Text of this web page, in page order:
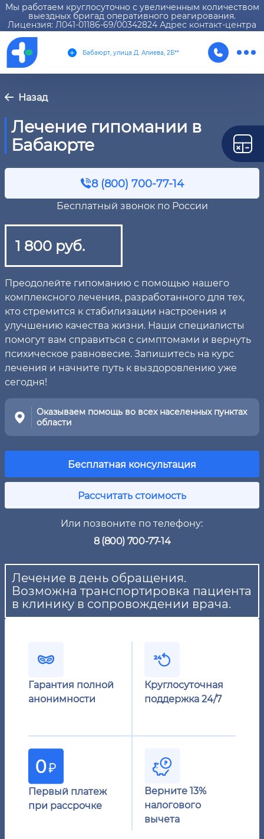
Мы работаем круглосуточно с увеличенным количеством
выездных бригад оперативного реагирования.
Лицензия: Л041-01186-69/00342824 Адрес контакт-центра
Бабаюрт, улица Д. Алиева, 2Б**
Назад
Лечение гипомании в
Бабаюрте
8 (800) 700-77-14
Бесплатный звонок по России
1 800 руб.
Преодолейте гипоманию с помощью нашего
комплексного лечения, разработанного для тех,
кто стремится к стабилизации настроения и
улучшению качества жизни. Наши специалисты
помогут вам справиться с симптомами и вернуть
психическое равновесие. Запишитесь на курс
лечения и начните путь к выздоровлению уже
сегодня!
Оказываем помощь во всех населенных пунктах
области
Бесплатная консультация
Рассчитать стоимость
Или позвоните по телефону:
8 (800) 700-77-14
Лечение в день обращения.
Возможна транспортировка пациента
в клинику в сопровождении врача.
Гарантия полной
анонимности
Круглосуточная
поддержка 24/7
Первый платеж
при рассрочке
Верните 13%
налогового
вычета